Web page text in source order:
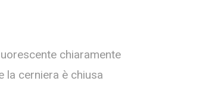
chiaramente
la cerniera è chiusa